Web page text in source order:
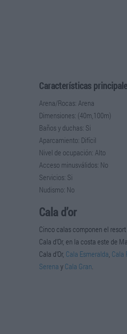
Características
Arena/Rocas: Arena
Dimensiones: (40m,100m)
Baños y duchas: Si
Aparcamiento: Difícil
Nivel de ocupación: Alto
Acceso minusválidos: No
Servicios: Si
Nudismo: No
Cala d’or
Cinco calas componen el
Cala d’Or, en la costa este de
Cala d’Or, Cala Esmeralda Cala
Serena y Cala Gran